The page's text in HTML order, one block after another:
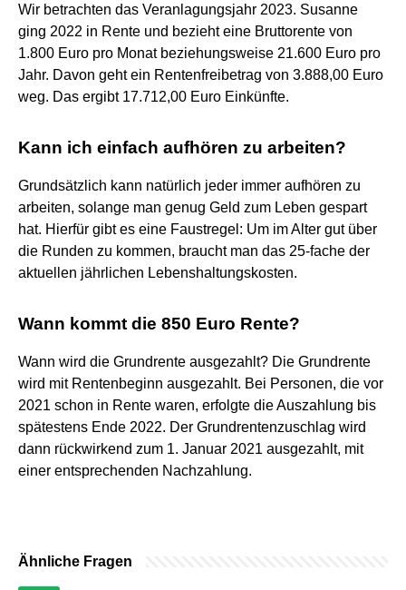
Wir betrachten das Veranlagungsjahr 2023. Susanne
ging 2022 in Rente und bezieht eine Bruttorente von
1.800 Euro pro Monat beziehungsweise 21.600 Euro pro
Jahr. Davon geht ein Rentenfreibetrag von 3.888,00 Euro
weg. Das ergibt 17.712,00 Euro Einkünfte.
Kann ich einfach aufhören zu arbeiten?
Grundsätzlich kann natürlich jeder immer aufhören zu
arbeiten, solange man genug Geld zum Leben gespart
hat. Hierfür gibt es eine Faustregel: Um im Alter gut über
die Runden zu kommen, braucht man das 25-fache der
aktuellen jährlichen Lebenshaltungskosten.
Wann kommt die 850 Euro Rente?
Wann wird die Grundrente ausgezahlt? Die Grundrente
wird mit Rentenbeginn ausgezahlt. Bei Personen, die vor
2021 schon in Rente waren, erfolgte die Auszahlung bis
spätestens Ende 2022. Der Grundrentenzuschlag wird
dann rückwirkend zum 1. Januar 2021 ausgezahlt, mit
einer entsprechenden Nachzahlung.
Ähnliche Fragen